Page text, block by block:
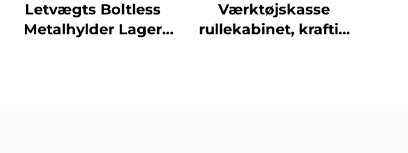
Letvægts Boltless
Metalhylder Lager
Værktøjskasse
rullekabinet, kraftig